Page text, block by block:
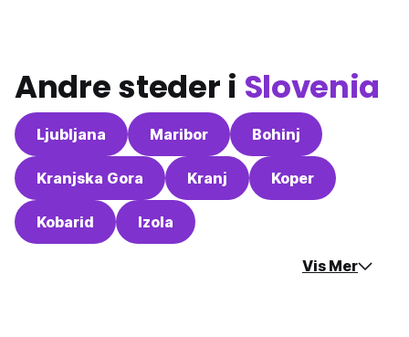
Andre steder i Slovenia
Ljubljana Maribor Bohinj
Kranjska Gora Kranj Koper
Kobarid Izola
Vis Mer